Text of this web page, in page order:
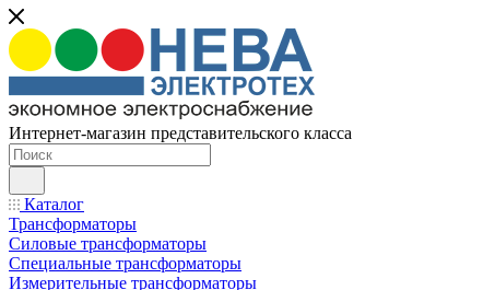
Интернет-магазин представительского класса
Каталог
Трансформаторы
Силовые трансформаторы
Специальные трансформаторы
Измерительные трансформаторы